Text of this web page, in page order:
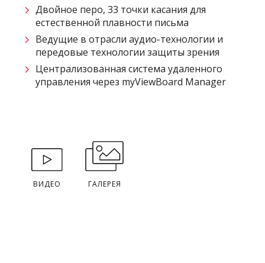
Двойное перо, 33 точки касания для
естественной плавности письма
Ведущие в отрасли аудио-технологии и
передовые технологии защиты зрения
Централизованная система удаленного
управления через myViewBoard Manager
ВИДЕО ГАЛЕРЕЯ